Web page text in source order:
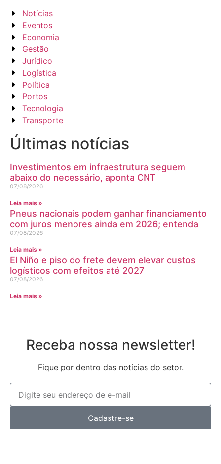
Notícias
Eventos
Economia
Gestão
Jurídico
Logística
Política
Portos
Tecnologia
Transporte
Últimas notícias
Investimentos em infraestrutura seguem
abaixo do necessário, aponta CNT
07/08/2026
Leia mais »
Pneus nacionais podem ganhar financiamento
com juros menores ainda em 2026; entenda
07/08/2026
Leia mais »
El Niño e piso do frete devem elevar custos
logísticos com efeitos até 2027
07/08/2026
Leia mais »
Receba nossa newsletter!
Fique por dentro das notícias do setor.
Cadastre-se